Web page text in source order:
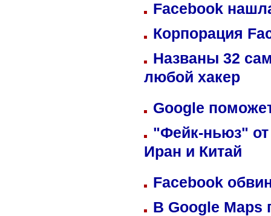
Facebook
Корпорация
Названы 32
любой хакер
Google
"Фейк-ньюз" от
Иран и Китай
Facebook
В Google Maps